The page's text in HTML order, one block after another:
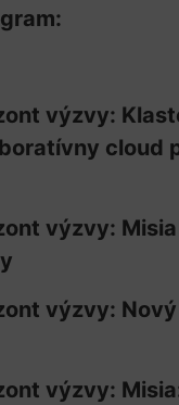
výzvy:
cloud
výzvy:
výzvy:
výzvy: